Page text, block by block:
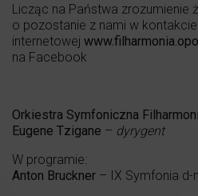
Licząc na Państwa zrozumienie
o pozostanie z nami w
internetowej
na Facebook
Orkiestra Symfoniczna
Eugene Tzigane – dyrygent
W programie:
Anton Bruckner – IX Symfonia d-